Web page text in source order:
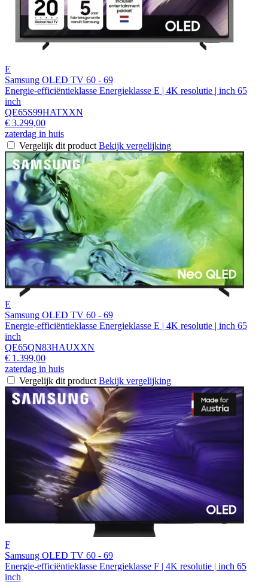
E
Samsung OLED TV 60 - 69
Energie-efficiëntieklasse Energieklasse E | 4K resolutie | inch 65
inch
QE65S99HATXXN
€ 3.299,00
zaterdag in huis
Vergelijk dit product Bekijk vergelijking
E
Samsung OLED TV 60 - 69
Energie-efficiëntieklasse Energieklasse E | 4K resolutie | inch 65
inch
QE65QN83HAUXXN
€ 1.399,00
zaterdag in huis
Vergelijk dit product Bekijk vergelijking
F
Samsung OLED TV 60 - 69
Energie-efficiëntieklasse Energieklasse F | 4K resolutie | inch 65
inch